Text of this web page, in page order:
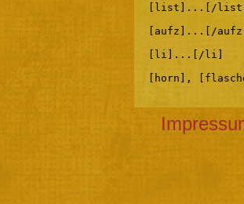
[list]...[/
[aufz]...[/
[li]...[/li]
[horn],